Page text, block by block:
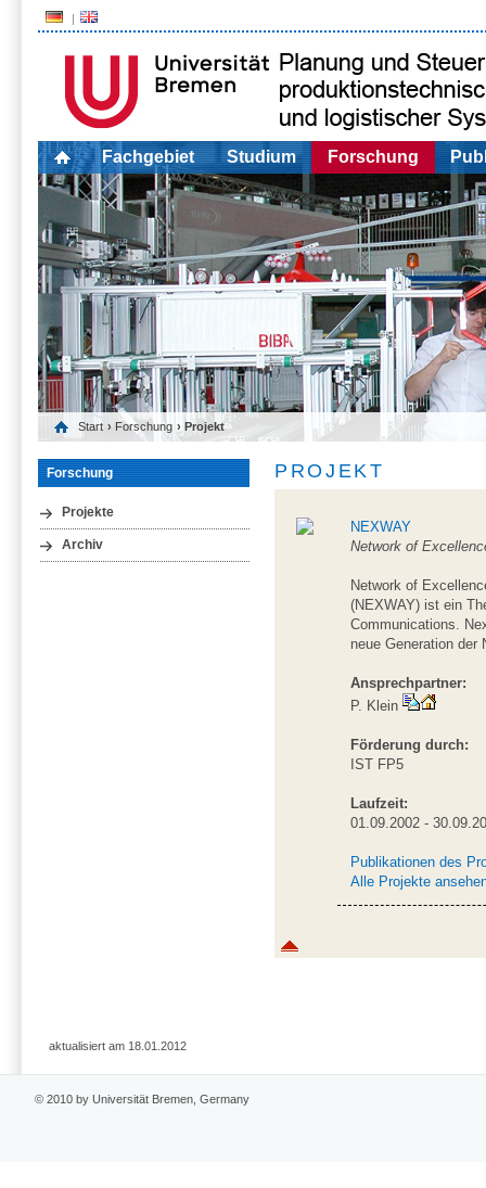
Fachgebiet Studium Forschung
Start › Forschung › Projekt
Forschung
Projekte
Archiv
PROJEKT
NEXWAY
Network of
Network of
(NEXWAY) ist ein
Communications.
neue Generation
Ansprechpartner:
P. Klein
Förderung durch:
IST FP5
Laufzeit:
01.09.2002 -
Publikationen des
Alle Projekte
aktualisiert am 18.01.2012
© 2010 by Universität Bremen, Germany